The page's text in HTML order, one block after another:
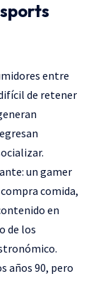
entre
de retener
un gamer
comida,
en
de los
años 90, pero